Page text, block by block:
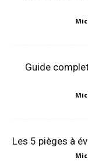
Guide
Les 5 pièges à